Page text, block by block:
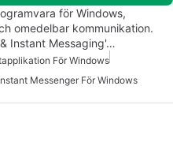
för Windows,
omedelbar kommunikation.
Instant Messaging'…
För Windows
Messenger För Windows